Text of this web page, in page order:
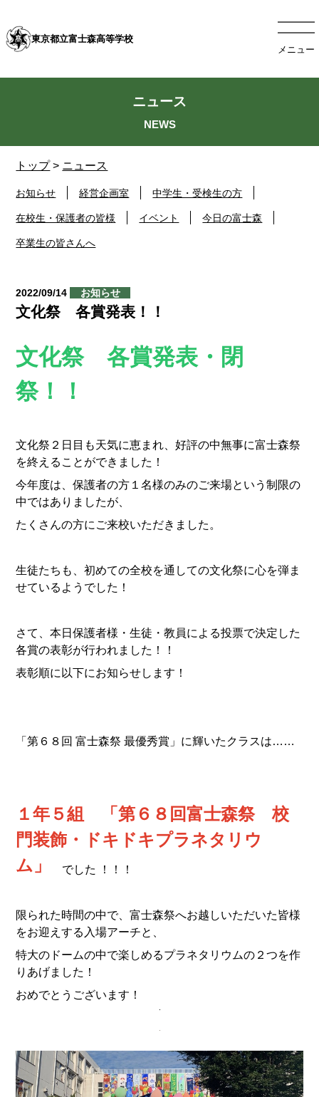
東京都立富士森高等学校
メニュー
トップ> ニュース
ニュース
お知らせ 経営企画室 中学生・受検生の方
在校生・保護者の皆様 イベント 今日の富士森
卒業生の皆さんへ
2022/09/14 お知らせ
文化祭 各賞発表！！
文化祭 各賞発表・閉
祭！！
文化祭２日目も天気に恵まれ、好評の中無事に富士森祭
を終えることができました！
今年度は、保護者の方１名様のみのご来場という制限の
中ではありましたが、
たくさんの方にご来校いただきました。
生徒たちも、初めての全校を通しての文化祭に心を弾ま
せているようでした！
さて、本日保護者様・生徒・教員による投票で決定した
各賞の表彰が行われました！！
表彰順に以下にお知らせします！
「第６８回 富士森祭 最優秀賞」に輝いたクラスは……
１年５組 「第６８回富士森祭 校
門装飾・ドキドキプラネタリウ
ム」
でした ！！！
限られた時間の中で、富士森祭へお越しいただいた皆様
をお迎えする入場アーチと、
特大のドームの中で楽しめるプラネタリウムの２つを作
りあげました！
おめでとうございます！